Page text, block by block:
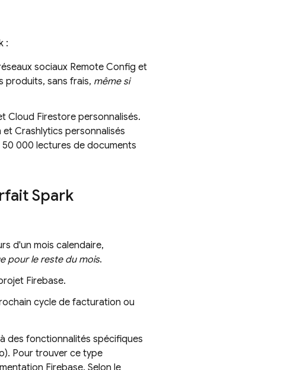
:
sociaux Remote Config et
produits, sans frais, même si
Cloud Firestore personnalisés.
et Crashlytics personnalisés
000 lectures de documents
Spark
d'un mois calendaire,
pour le reste du mois.
Firebase.
cycle de facturation ou
des fonctionnalités spécifiques
Pour trouver ce type
Firebase. Selon le